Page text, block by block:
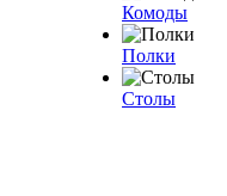
Комоды
Полки
Столы